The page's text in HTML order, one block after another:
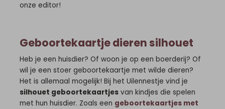
onze editor!
Geboortekaartje dieren silhouet
Heb je een huisdier? Of woon je op een boerderij? Of
wil je een stoer geboortekaartje met wilde dieren?
Het is allemaal mogelijk! Bij het Uilennestje vind je
silhouet geboortekaartjes van kindjes die spelen
met hun huisdier. Zoals een geboortekaartjes met